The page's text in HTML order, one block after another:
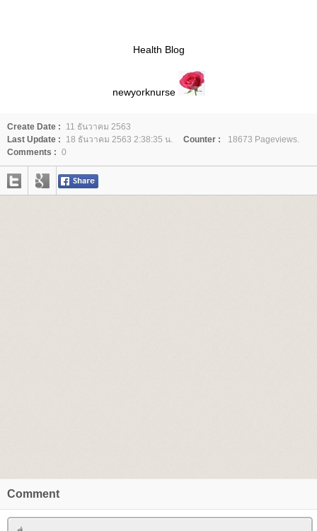
Health Blog
newyorknurse
Create Date :
11 ธันวาคม 2563
Last Update :
18 ธันวาคม 2563 2:38:35 น. Counter :
18673 Pageviews.
Comments : 0
Comment